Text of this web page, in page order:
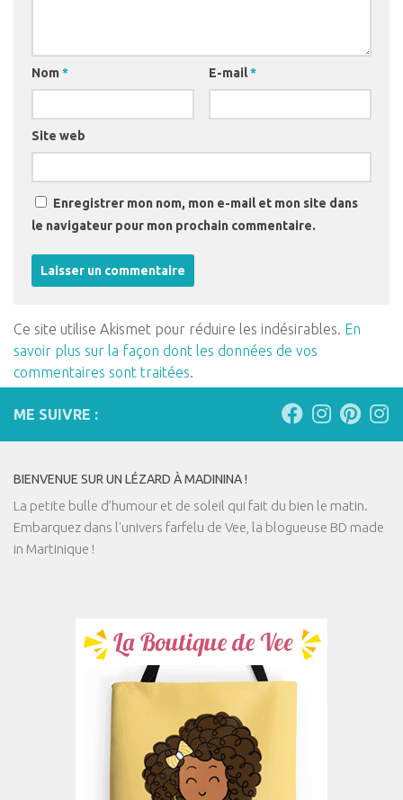
Nom * E-mail*
Site web
Enregistrer mon nom, mon e-mail et mon site dans
le navigateur pour mon prochain commentaire.
Ce site utilise Akismet pour réduire les indésirables. En
savoir plus sur la façon dont les données de vos
commentaires sont traitées.
ME SUIVRE :
BIENVENUE SUR UN LÉZARD À MADININA !
La petite bulle d’humour et de soleil qui fait du bien le matin.
Embarquez dans l'univers farfelu de Vee, la blogueuse BD made
in Martinique !